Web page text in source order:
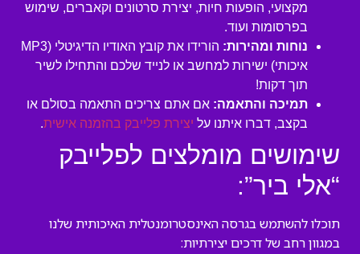
מקצועי, הופעות חיות, יצירת סרטונים וקאברים, שימוש
בפרסומות ועוד.
נוחות ומהירות:
הורידו את קובץ האודיו הדיגיטלי (MP3
איכותי) ישירות למחשב או לנייד שלכם והתחילו לשיר
תוך דקות!
תמיכה והתאמה: אם אתם צריכים התאמה בסולם או
בקצב, דברו איתנו על יצירת פלייבק בהזמנה אישית.
שימושים מומלצים לפלייבק
“אלי ביר”:
תוכלו להשתמש בגרסה האינסטרומנטלית האיכותית שלנו
במגוון רחב של דרכים יצירתיות: